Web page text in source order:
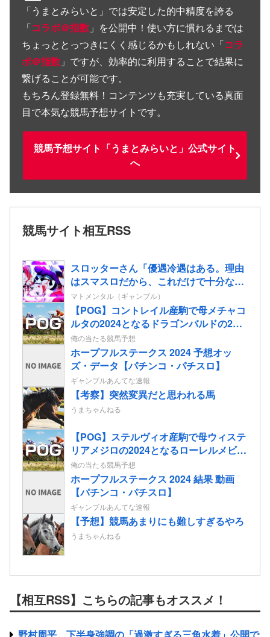
「うまとみらいと 」では安定した的中精度を誇る
「コラボ＠指数 」を公開中！使い方に慣れるまでは
ちょっととっつきにくく感じるかもしれない「コラ
ボ＠指数 」ですが、効率的に利用することで結果に
繋げることが可能です。
もちろん登録無料！コンテンツも充実している真面
目で本気な競馬予想サイトです。
競馬予想サイト「うまとみらいと」公式サイト
へ
競馬サイト相互RSS
スロッターさん「優遇冷遇はある。理由
はスマスロだから、これだけで十分なん
だよね」
マトメンタル（ギャンブル）
【POG】コントレイル産駒で母メチャコ
ルタの2024となるドラゴンバルドの2歳
情報
俺の当たる競馬予想
ホープフルステークス 2024 予想オッ
ズ・データ【パチンコ・パチスロ】
ギャンブルあんてな速報
【考察】突然変異だと思われる馬
うまちゃんねる
【POG】ステルヴィオ産駒で母ウィステ
リアメジロの2024となるローレルメビウ
スの2歳情報
俺の当たる競馬予想
ホープフルステークス 2024 結果 動画
【パチンコ・パチスロ】
ギャンブルあんてな速報
【予想】競馬あまりにも難しすぎるやろ
うまちゃんねる
【相互RSS】こちらの記事もオススメ！